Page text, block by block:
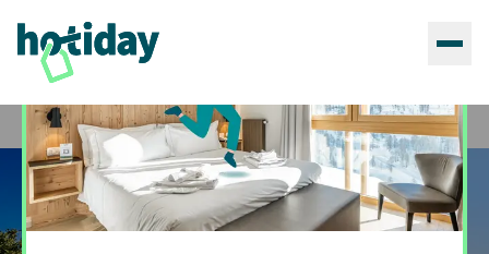
Home Hotels Hotiday Porto Venere Le Grazie